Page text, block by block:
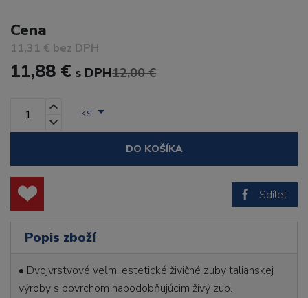
Cena
11,31 € bez DPH
11,88 € s DPH12,00 €
ks
DO KOŠÍKA
Sdílet
Popis zboží
• Dvojvrstvové veľmi estetické živičné zuby talianskej
výroby s povrchom napodobňujúcim živý zub.